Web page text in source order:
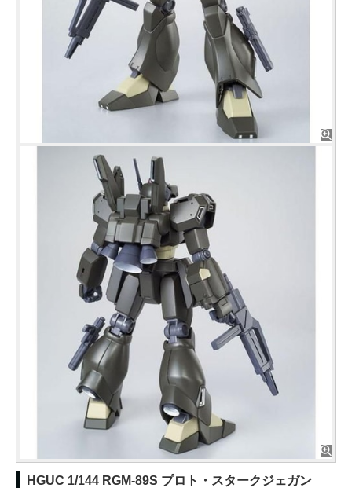
HGUC 1/144 RGM-89S プロト・スタークジェガン